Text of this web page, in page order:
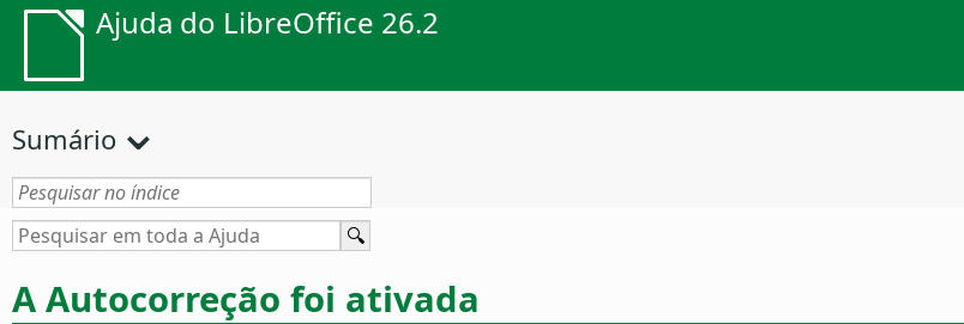
Ajuda do LibreOffice 26.2
Sumário
A Autocorreção foi ativada